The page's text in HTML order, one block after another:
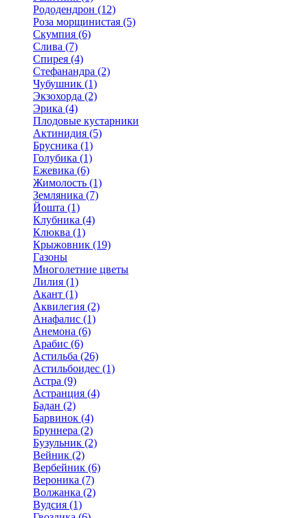
Рододендрон (12)
Роза морщинистая (5)
Скумпия (6)
Слива (7)
Спирея (4)
Стефанандра (2)
Чубушник (1)
Экзохорда (2)
Эрика (4)
Плодовые кустарники
Актинидия (5)
Брусника (1)
Голубика (1)
Ежевика (6)
Жимолость (1)
Земляника (7)
Йошта (1)
Клубника (4)
Клюква (1)
Крыжовник (19)
Газоны
Многолетние цветы
Лилия (1)
Акант (1)
Аквилегия (2)
Анафалис (1)
Анемона (6)
Арабис (6)
Астильба (26)
Астильбоидес (1)
Астра (9)
Астранция (4)
Бадан (2)
Барвинок (4)
Бруннера (2)
Бузульник (2)
Вейник (2)
Вербейник (6)
Вероника (7)
Волжанка (2)
Вудсия (1)